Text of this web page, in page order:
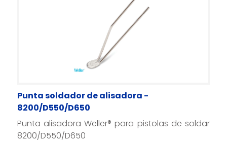
Punta soldador de alisadora -
8200/D550/D650
Punta alisadora Weller® para pistolas de soldar
8200/D550/D650